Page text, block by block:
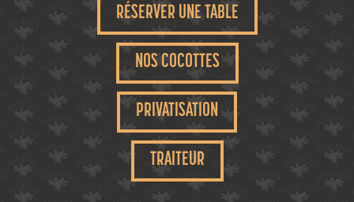
RÉSERVER UNE TABLE
NOS COCOTTES
PRIVATISATION
TRAITEUR